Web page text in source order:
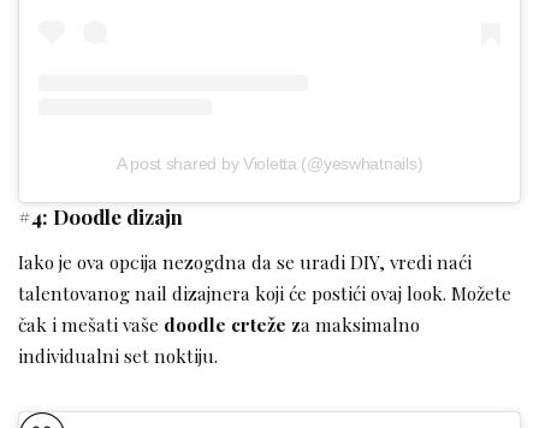
A post shared by Violetta (@yeswhatnails)
#4: Doodle dizajn
Iako je ova opcija nezogdna da se uradi DIY, vredi naći
talentovanog nail dizajnera koji će postići ovaj look. Možete
čak i mešati vaše doodle crteže za maksimalno
individualni set noktiju.